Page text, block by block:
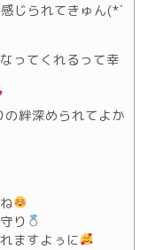
じられてきゅん(*´
ってくれるって幸
絆深められてよか
り
ますよぅに